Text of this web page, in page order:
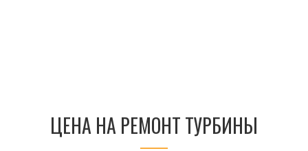
ЦЕНА НА РЕМОНТ ТУРБИНЫ